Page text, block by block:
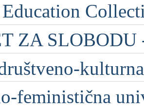
ZA SLOBODU
feministična